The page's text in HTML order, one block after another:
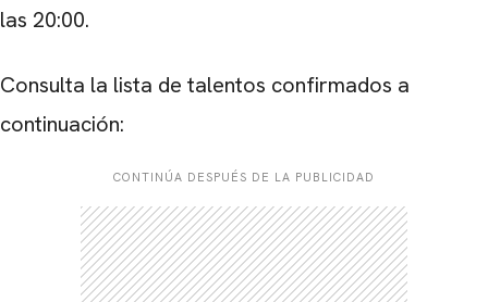
las 20:00.
Consulta la lista de talentos confirmados a
continuación:
CONTINÚA DESPUÉS DE LA PUBLICIDAD